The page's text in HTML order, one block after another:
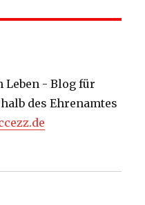
Leben - Blog für
des Ehrenamtes